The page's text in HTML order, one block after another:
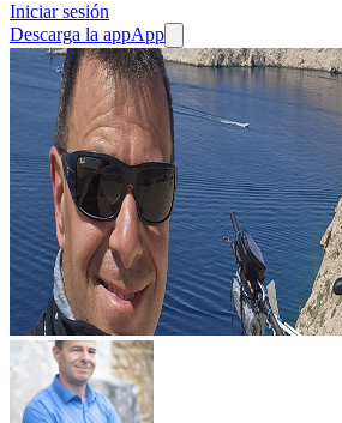
Iniciar sesión
Descarga la appApp